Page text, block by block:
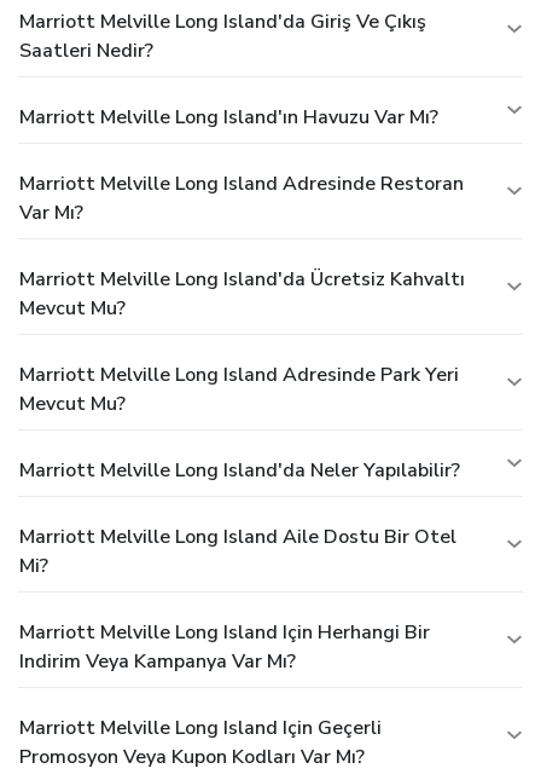
Marriott Melville Long Island'da Giriş Ve Çıkış
Saatleri Nedir?
Marriott Melville Long Island'ın Havuzu Var Mı?
Marriott Melville Long Island Adresinde Restoran
Var Mı?
Marriott Melville Long Island'da Ücretsiz Kahvaltı
Mevcut Mu?
Marriott Melville Long Island Adresinde Park Yeri
Mevcut Mu?
Marriott Melville Long Island'da Neler Yapılabilir?
Marriott Melville Long Island Aile Dostu Bir Otel
Mi?
Marriott Melville Long Island Için Herhangi Bir
Indirim Veya Kampanya Var Mı?
Marriott Melville Long Island Için Geçerli
Promosyon Veya Kupon Kodları Var Mı?